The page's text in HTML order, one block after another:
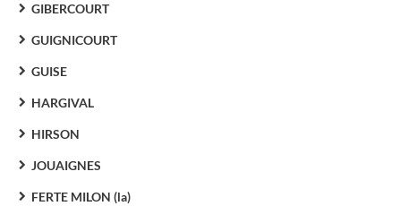
GIBERCOURT
GUIGNICOURT
GUISE
HARGIVAL
HIRSON
JOUAIGNES
FERTE MILON (la)